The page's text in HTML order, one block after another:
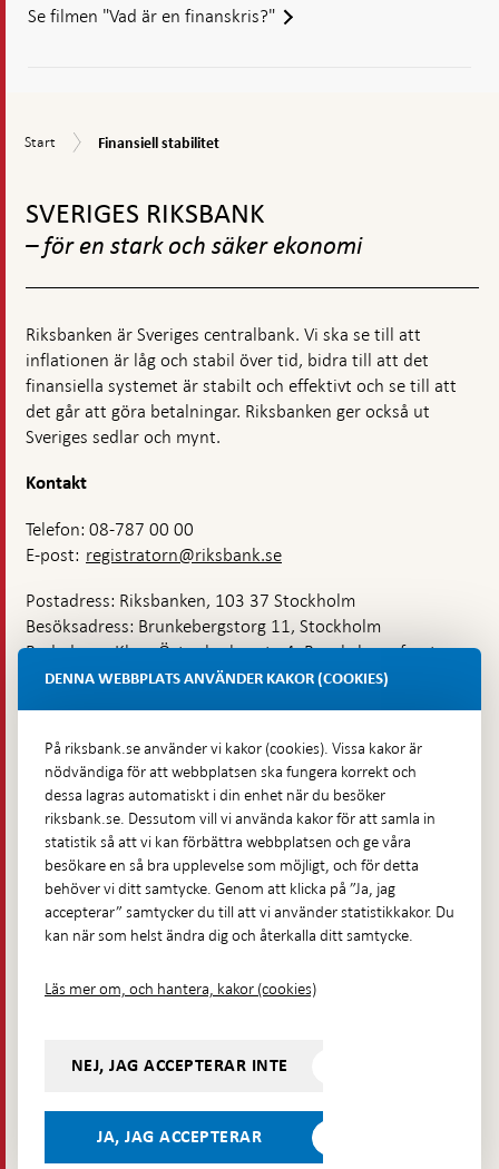
Se filmen "Vad är en finanskris?"
Start
Start
Finansiell
Finansiell stabilitet
toppnavigation
SVERIGES RIKSBANK
– för en stark och säker ekonomi
Riksbanken är Sveriges centralbank. Vi ska se till att
inflationen är låg och stabil över tid, bidra till att det
finansiella systemet är stabilt och effektivt och se till att
det går att göra betalningar. Riksbanken ger också ut
Sveriges sedlar och mynt.
Kontakt
Telefon: 08-787 00 00
E-post: registratorn@riksbank.se
Postadress: Riksbanken, 103 37 Stockholm
Besöksadress: Brunkebergstorg 11, Stockholm
Budadress: Klara Östra kyrkogata 4, Brunkebergsfaret,
Lastplats 6
Hitta direkt
Frågor och svar-
Öppnas
i
ny
flik
Till Riksbankens webbarkiv-
Öppnas
i
ny
Presskontakt
Integritetspolicy
Följ oss på sociala medier
YouTubeDela på:
Facebook
Dela på:
Instagram
Dela
på:
Bluesky
DENNA WEBBPLATS ANVÄNDER KAKOR (COOKIES)
På riksbank.se använder vi kakor (cookies). Vissa kakor är
nödvändiga för att webbplatsen ska fungera korrekt och
dessa lagras automatiskt i din enhet när du besöker
riksbank.se. Dessutom vill vi använda kakor för att samla in
statistik så att vi kan förbättra webbplatsen och ge våra
besökare en så bra upplevelse som möjligt, och för detta
behöver vi ditt samtycke. Genom att klicka på ”Ja, jag
accepterar” samtycker du till att vi använder statistikkakor. Du
kan när som helst ändra dig och återkalla ditt samtycke.
Läs mer om, och hantera, kakor (cookies)
NEJ, JAG ACCEPTERAR INTE
JA, JAG ACCEPTERAR